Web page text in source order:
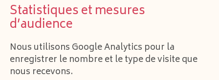
Statistiques et mesures
d’audience
Nous utilisons Google Analytics pour la
enregistrer le nombre et le type de visite que
nous recevons.